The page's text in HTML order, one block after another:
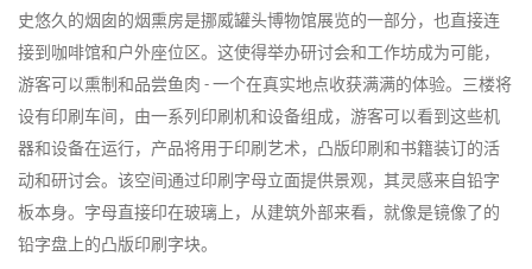
史悠久的烟囱的烟熏房是挪威罐头博物馆展览的一部分，也直接连
接到咖啡馆和户外座位区。这使得举办研讨会和工作坊成为可能，
游客可以熏制和品尝鱼肉 - 一个在真实地点收获满满的体验。三楼将
设有印刷车间，由一系列印刷机和设备组成，游客可以看到这些机
器和设备在运行，产品将用于印刷艺术，凸版印刷和书籍装订的活
动和研讨会。该空间通过印刷字母立面提供景观，其灵感来自铅字
板本身。字母直接印在玻璃上，从建筑外部来看，就像是镜像了的
铅字盘上的凸版印刷字块。